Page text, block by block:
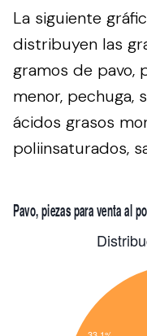
La siguiente
distribuyen las
gramos de pavo,
menor, pechuga,
ácidos grasos
poliinsaturados,